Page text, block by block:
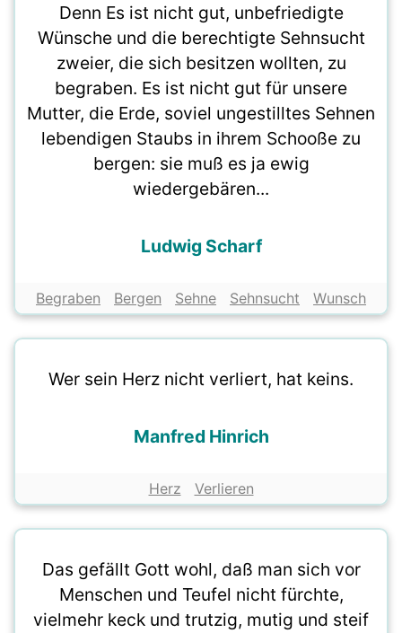
Denn Es ist nicht gut, unbefriedigte
Wünsche und die berechtigte Sehnsucht
zweier, die sich besitzen wollten, zu
begraben. Es ist nicht gut für unsere
Mutter, die Erde, soviel ungestilltes Sehnen
lebendigen Staubs in ihrem Schooße zu
bergen: sie muß es ja ewig
wiedergebären...
Ludwig Scharf
Begraben Bergen Sehne Sehnsucht Wunsch
Wer sein Herz nicht verliert, hat keins.
Manfred Hinrich
Herz Verlieren
Das gefällt Gott wohl, daß man sich vor
Menschen und Teufel nicht fürchte,
vielmehr keck und trutzig, mutig und steif